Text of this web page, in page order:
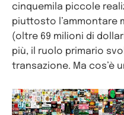
cinquemila piccole
piuttosto l’ammontare
(oltre 69 milioni di
più, il ruolo primario
transazione. Ma cos’è